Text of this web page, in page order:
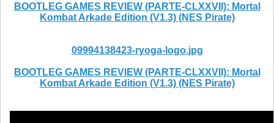
BOOTLEG GAMES REVIEW (PARTE-CLXXVII): Mortal
Kombat Arkade Edition (V1.3) (NES Pirate)
09994138423-ryoga-logo.jpg
BOOTLEG GAMES REVIEW (PARTE-CLXXVII): Mortal
Kombat Arkade Edition (V1.3) (NES Pirate)